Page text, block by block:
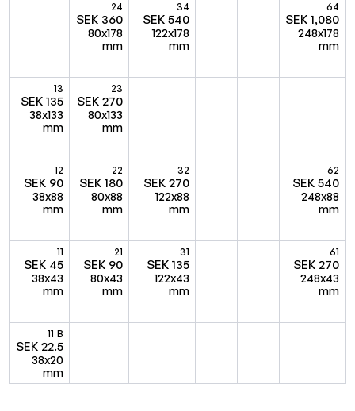
24
SEK 360
80x178
mm
34
SEK 540
122x178
mm
64
SEK 1,080
248x178
mm
13
SEK 135
38x133
mm
23
SEK 270
80x133
mm
12
SEK 90
38x88
mm
22
SEK 180
80x88
mm
32
SEK 270
122x88
mm
62
SEK 540
248x88
mm
11
SEK 45
38x43
mm
21
SEK 90
80x43
mm
31
SEK 135
122x43
mm
61
SEK 270
248x43
mm
11 B
SEK 22.5
38x20
mm